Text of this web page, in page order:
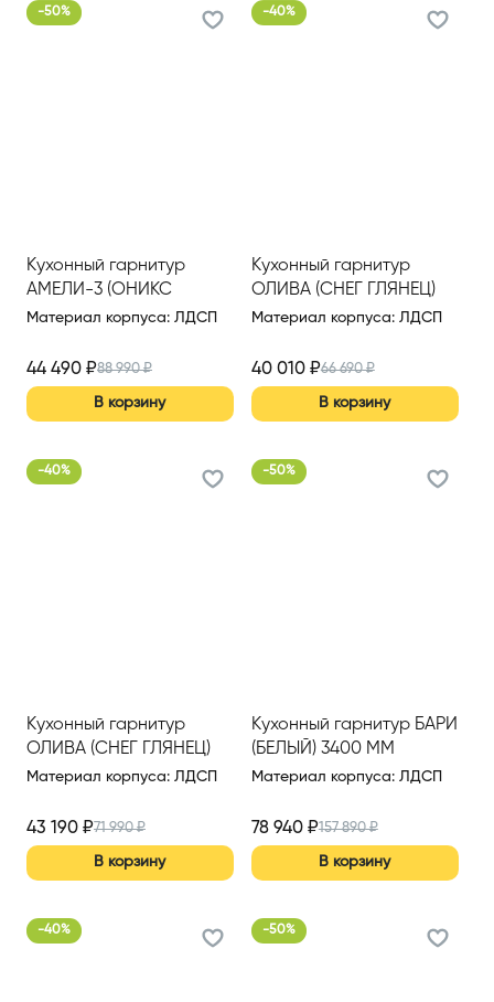
-50%
Кухонный гарнитур
АМЕЛИ-3 (ОНИКС
СЕРЫЙ)
Материал корпуса: ЛДСП
44 490 ₽88 990₽
В корзину
-40%
Кухонный гарнитур
ОЛИВА (СНЕГ ГЛЯНЕЦ)
2200 ММ (ВАР.3)
Материал корпуса: ЛДСП
40 010₽66 690₽
В корзину
-40%
Кухонный гарнитур
ОЛИВА (СНЕГ ГЛЯНЕЦ)
1700 ММ,(ВАР.5)
Материал корпуса: ЛДСП
43 190 ₽71 990₽
В корзину
-50%
Кухонный гарнитур БАРИ
(БЕЛЫЙ) 3400 ММ
Материал корпуса: ЛДСП
78 940₽157 890₽
В корзину
-40% -50%